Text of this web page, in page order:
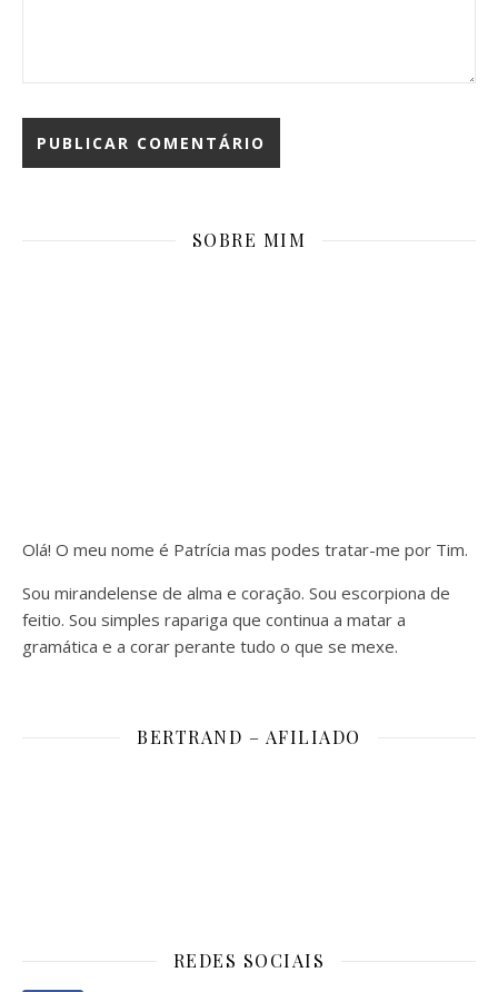
SOBRE MIM
Olá! O meu nome é Patrícia mas podes tratar-me por Tim.
Sou mirandelense de alma e coração. Sou escorpiona de
feitio. Sou simples rapariga que continua a matar a
gramática e a corar perante tudo o que se mexe.
BERTRAND – AFILIADO
REDES SOCIAIS